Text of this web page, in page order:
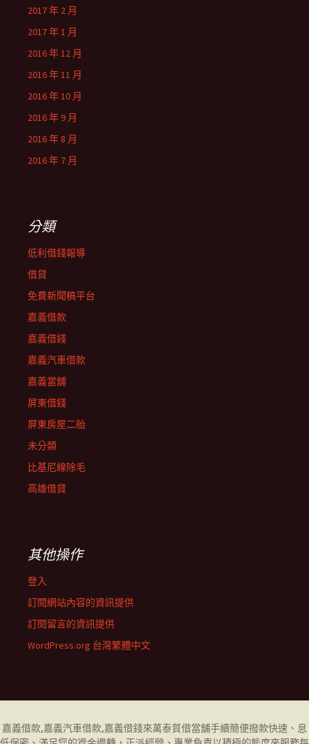
2017 年 2 月
2017 年 1 月
2016 年 12 月
2016 年 11 月
2016 年 10 月
2016 年 9 月
2016 年 8 月
2016 年 7 月
分類
低利借錢報導
借貸
免費新聞稿平台
嘉義借款
嘉義借錢
嘉義汽車借款
嘉義當舖
屏東借錢
屏東房屋二胎
未分類
比基尼線除毛
高雄借貸
其他操作
登入
訂閱網站內容的資訊提供
訂閱留言的資訊提供
WordPress.org 台灣繁體中文
嘉義借款,嘉義汽車借款,嘉義借錢來萬泰質借當舖手續簡便撥款快速、息